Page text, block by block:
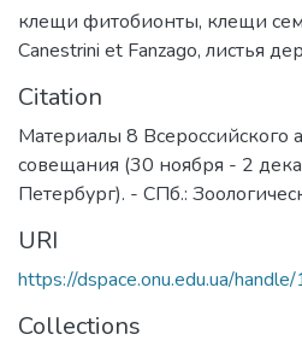
клещи фитобионты, клещи
Canestrini et Fanzago, листья
Citation
Материалы 8 Всероссийского
совещания (30 ноября - 2
Петербург). - СПб.:
URI
https://dspace.onu.edu.ua/
Collections